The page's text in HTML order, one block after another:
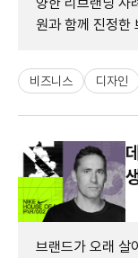
원과 함께 진정한
비즈니스 디자인
브랜드가 오래 살